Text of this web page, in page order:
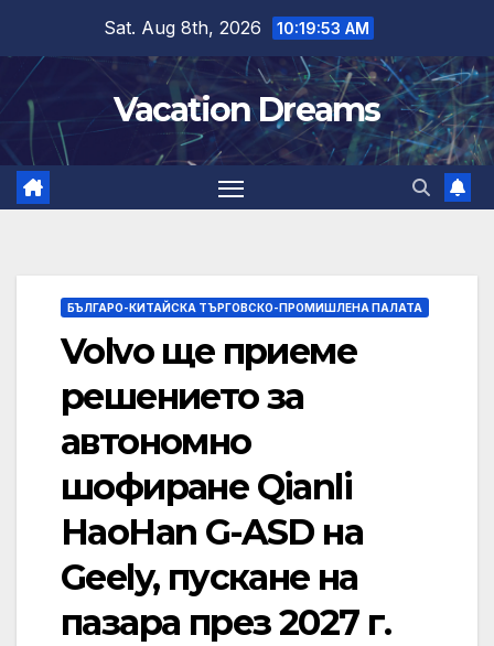
content
Sat. Aug 8th, 2026 10:19:54 AM
Vacation Dreams
БЪЛГАРО-КИТАЙСКА ТЪРГОВСКО-ПРОМИШЛЕНА ПАЛАТА
Volvo ще приеме
решението за
автономно
шофиране Qianli
HaoHan G-ASD на
Geely, пускане на
пазара през 2027 г.